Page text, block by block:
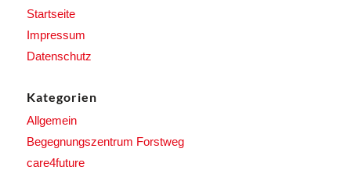
Startseite
Impressum
Datenschutz
Kategorien
Allgemein
Begegnungszentrum Forstweg
care4future